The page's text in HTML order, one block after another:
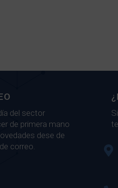
del sector
de primera mano
dese de
correo.
